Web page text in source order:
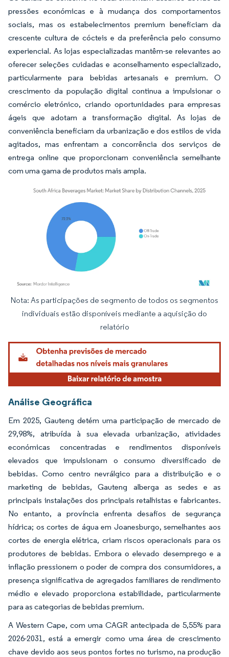
pressões económicas e à mudança dos comportamentos
sociais, mas os estabelecimentos premium beneficiam da
crescente cultura de cócteis e da preferência pelo consumo
experiencial. As lojas especializadas mantêm-se relevantes ao
oferecer seleções cuidadas e aconselhamento especializado,
particularmente para bebidas artesanais e premium. O
crescimento da população digital continua a impulsionar o
comércio eletrónico, criando oportunidades para empresas
ágeis que adotam a transformação digital. As lojas de
conveniência beneficiam da urbanização e dos estilos de vida
agitados, mas enfrentam a concorrência dos serviços de
entrega online que proporcionam conveniência semelhante
com uma gama de produtos mais ampla.
Imagem © Mordor Intelligence. O reuso requer atribuição conforme CC BY 4.0.
Nota: As participações de segmento de todos os segmentos
individuais estão disponíveis mediante a aquisição do
relatório
Análise Geográfica
Em 2025, Gauteng detém uma participação de mercado de
29,98%, atribuída à sua elevada urbanização, atividades
económicas concentradas e rendimentos disponíveis
elevados que impulsionam o consumo diversificado de
bebidas. Como centro nevrálgico para a distribuição e o
marketing de bebidas, Gauteng alberga as sedes e as
principais instalações dos principais retalhistas e fabricantes.
No entanto, a província enfrenta desafios de segurança
hídrica; os cortes de água em Joanesburgo, semelhantes aos
cortes de energia elétrica, criam riscos operacionais para os
produtores de bebidas. Embora o elevado desemprego e a
inflação pressionem o poder de compra dos consumidores, a
presença significativa de agregados familiares de rendimento
médio e elevado proporciona estabilidade, particularmente
para as categorias de bebidas premium.
A Western Cape, com uma CAGR antecipada de 5,55% para
2026-2031, está a emergir como uma área de crescimento
chave devido aos seus pontos fortes no turismo, na produção